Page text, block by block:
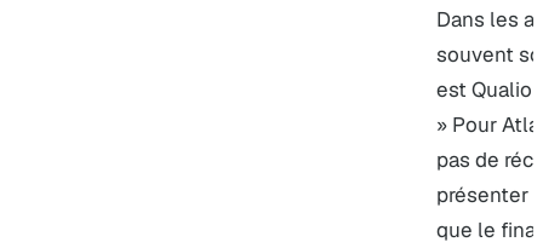
Dans les
souvent
est
» Pour
pas de
présenter
que le